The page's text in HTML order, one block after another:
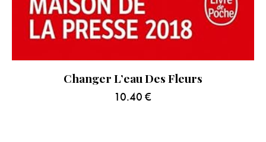
Changer L’eau Des Fleurs
10.40 €